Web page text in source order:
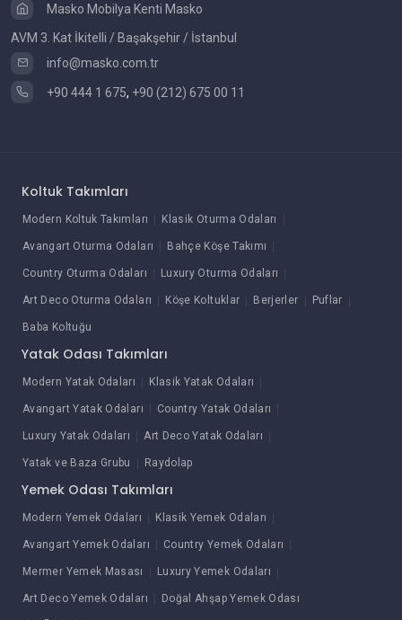
Masko Mobilya Kenti Masko
AVM 3. Kat İkitelli / Başakşehir / İstanbul
info@masko.com.tr
+90 444 1 675, +90 (212) 675 00 11
Koltuk Takımları
Modern Koltuk Takımları Klasik Oturma Odaları
Avangart Oturma Odaları Bahçe Köşe Takımı
Country Oturma Odaları Luxury Oturma Odaları
Art Deco Oturma Odaları Köşe Koltuklar Berjerler Puflar
Baba Koltuğu
Yatak Odası Takımları
Modern Yatak Odaları Klasik Yatak Odaları
Avangart Yatak Odaları Country Yatak Odaları
Luxury Yatak Odaları Art Deco Yatak Odaları
Yatak ve Baza Grubu Raydolap
Yemek Odası Takımları
Modern Yemek Odaları Klasik Yemek Odaları
Avangart Yemek Odaları Country Yemek Odaları
Mermer Yemek Masası Luxury Yemek Odaları
Art Deco Yemek Odaları Doğal Ahşap Yemek Odası